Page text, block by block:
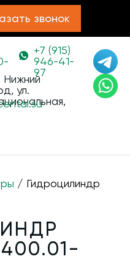
звонок
+7 (915)
946-41-
97
ул.
/ Гидроцилиндр